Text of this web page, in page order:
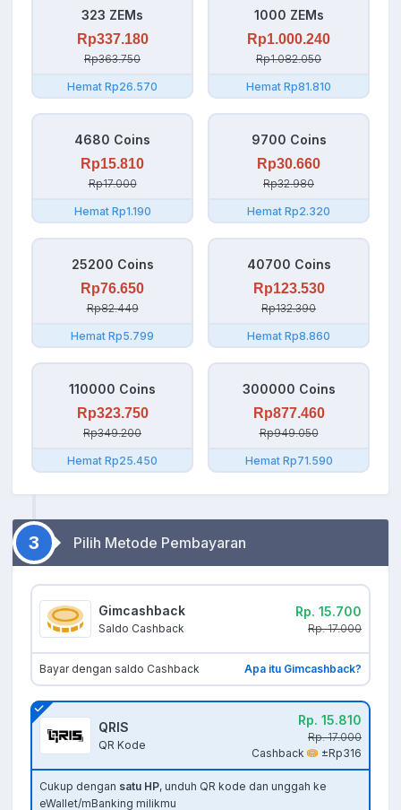
323 ZEMs
Rp337.180
Rp363.750
Hemat Rp26.570
1000 ZEMs
Rp1.000.240
Rp1.082.050
Hemat Rp81.810
4680 Coins
Rp15.810
Rp17.000
Hemat Rp1.190
9700 Coins
Rp30.660
Rp32.980
Hemat Rp2.320
25200 Coins
Rp76.650
Rp82.449
Hemat Rp5.799
40700 Coins
Rp123.530
Rp132.390
Hemat Rp8.860
110000 Coins
Rp323.750
Rp349.200
Hemat Rp25.450
300000 Coins
Rp877.460
Rp949.050
Hemat Rp71.590
3 Pilih Metode Pembayaran
Gimcashback
Saldo Cashback
Rp. 15.700
Rp. 17.000
Bayar dengan saldo Cashback Apa itu Gimcashback?
QRIS
QR Kode
Rp. 15.810
Rp. 17.000
Cashback
±Rp316
Cukup dengan satu HP, unduh QR kode dan unggah ke
eWallet/mBanking milikmu